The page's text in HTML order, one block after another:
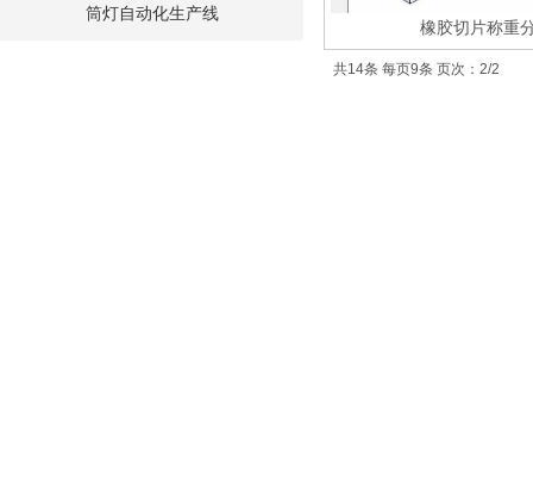
橡胶切片称重
共14条 每页9条 页次：2/2
筒灯自动化生产线